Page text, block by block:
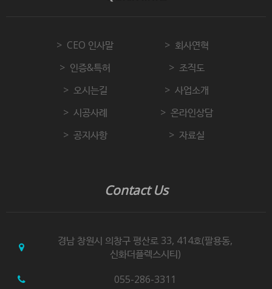
CEO 인사말
회사연혁
인증&특허
조직도
오시는길
사업소개
시공사례
온라인상담
공지사항
자료실
Contact Us
경남 창원시 의창구 평산로 33, 414호(팔용동,
신화더플렉스시티)
055-286-3311